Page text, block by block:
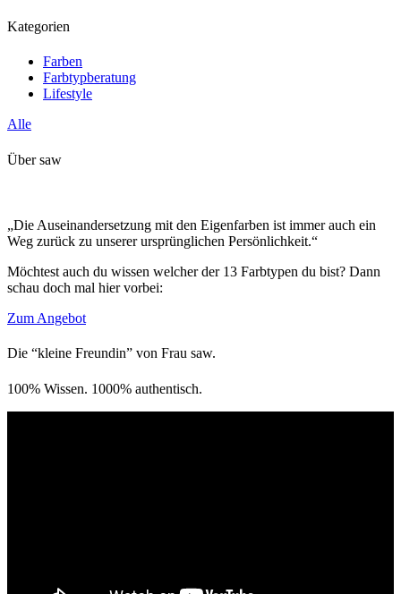
Kategorien
Farben
Farbtypberatung
Lifestyle
Alle
Über saw
„Die Auseinandersetzung mit den Eigenfarben ist immer auch ein
Weg zurück zu unserer ursprünglichen Persönlichkeit.“
Möchtest auch du wissen welcher der 13 Farbtypen du bist? Dann
schau doch mal hier vorbei:
Zum Angebot
Die “kleine Freundin” von Frau saw.
100% Wissen. 1000% authentisch.